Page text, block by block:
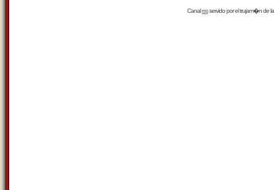
Canalrssservido por eltrujam�nde